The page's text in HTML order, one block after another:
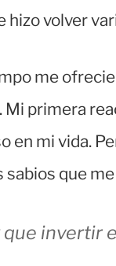
hizo volver
me
Mi primera
en mi vida.
sabios que
que invertir